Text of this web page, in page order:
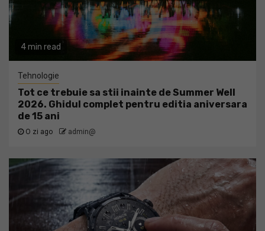
4 min read
Tehnologie
Tot ce trebuie sa stii inainte de Summer Well
2026. Ghidul complet pentru editia aniversara
de 15 ani
O zi ago admin@